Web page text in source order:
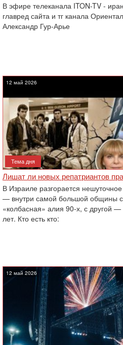
В эфире телеканала ITON-TV -
главред сайта и тг канала
Александр Гур-Арье
12 май 2026
Тема дня
Лишат ли новых репатриантов
В Израиле разгорается
— внутри самой большой общины
«колбасная» алия 90-х, с другой
лет. Кто есть кто:
12 май 2026